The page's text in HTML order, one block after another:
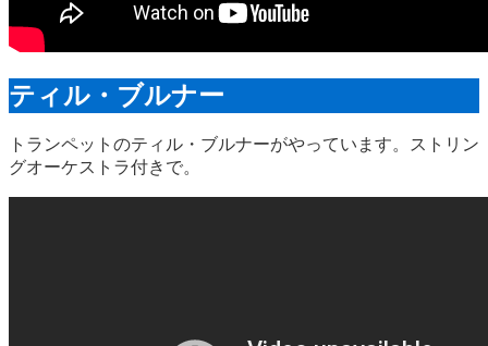
ティル・ブルナー
トランペットのティル・ブルナーがやっています。ストリン
グオーケストラ付きで。